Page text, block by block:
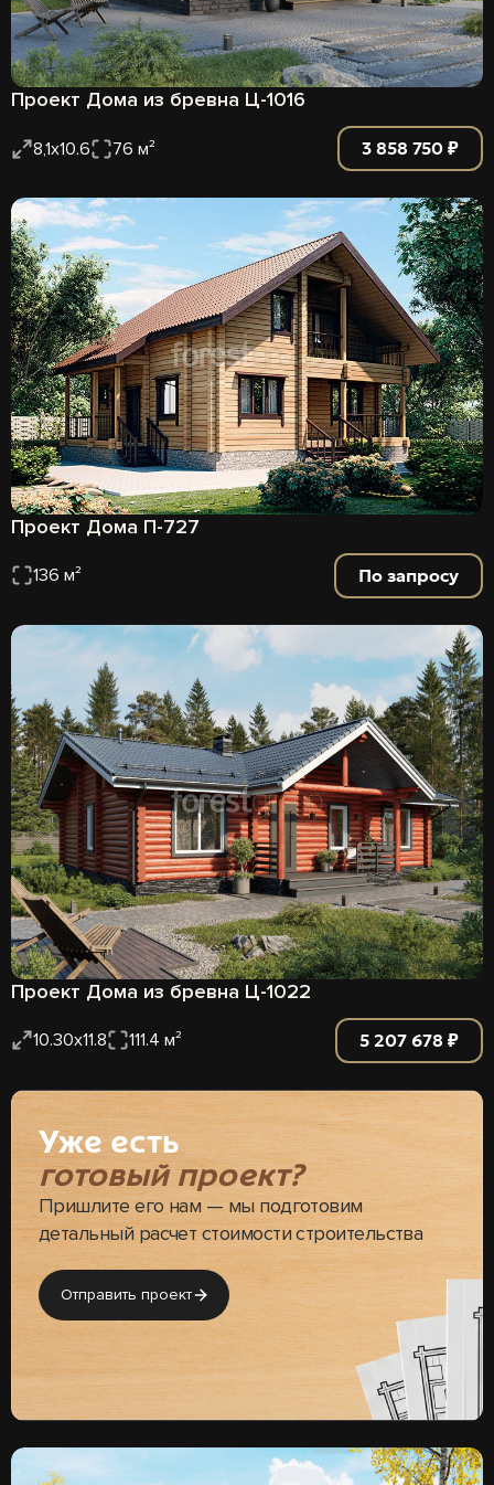
Проект Дома из бревна Ц-1016
8,1х10.6 76 м² 3 858 750 ₽
Проект Дома П-727
136 м² По запросу
Проект Дома из бревна Ц-1022
10.30x11.8 111.4 м² 5 207 678 ₽
Уже есть
готовый проект?
Пришлите его нам — мы подготовим
детальный расчет стоимости строительства
Отправить проект